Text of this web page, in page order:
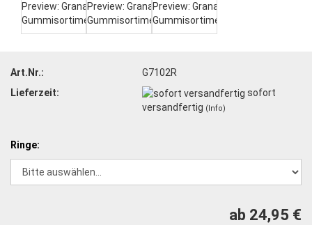
Art.Nr.:
G7102R
Lieferzeit:
sofort
versandfertig (Info)
Ringe:
ab 24,95 €